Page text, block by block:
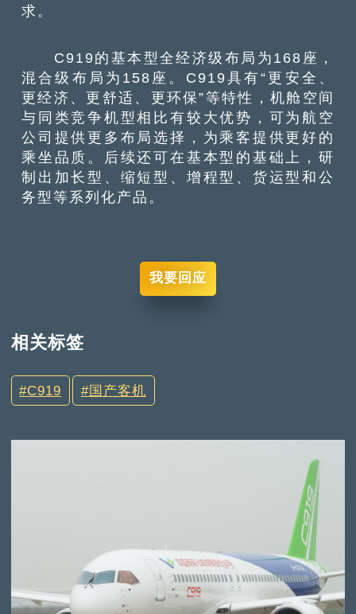
求。
C919的基本型全经济级布局为168座，
混合级布局为158座。C919具有“更安全、
更经济、更舒适、更环保”等特性，机舱空间
与同类竞争机型相比有较大优势，可为航空
公司提供更多布局选择，为乘客提供更好的
乘坐品质。后续还可在基本型的基础上，研
制出加长型、缩短型、增程型、货运型和公
务型等系列化产品。
我要回应
相关标签
C919 国产客机